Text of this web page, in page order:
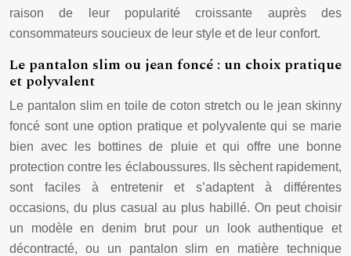
raison de leur popularité croissante auprès des
consommateurs soucieux de leur style et de leur confort.
Le pantalon slim ou jean foncé : un choix pratique
et polyvalent
Le pantalon slim en toile de coton stretch ou le jean skinny
foncé sont une option pratique et polyvalente qui se marie
bien avec les bottines de pluie et qui offre une bonne
protection contre les éclaboussures. Ils sèchent rapidement,
sont faciles à entretenir et s’adaptent à différentes
occasions, du plus casual au plus habillé. On peut choisir
un modèle en denim brut pour un look authentique et
décontracté, ou un pantalon slim en matière technique